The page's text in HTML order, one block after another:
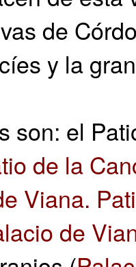
de
y la
son: el
de la
Viana.
de